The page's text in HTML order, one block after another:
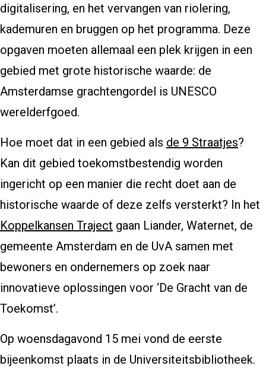
digitalisering, en het vervangen van riolering,
kademuren en bruggen op het programma. Deze
opgaven moeten allemaal een plek krijgen in een
gebied met grote historische waarde: de
Amsterdamse grachtengordel is UNESCO
werelderfgoed.
Hoe moet dat in een gebied als de 9 Straatjes?
Kan dit gebied toekomstbestendig worden
ingericht op een manier die recht doet aan de
historische waarde of deze zelfs versterkt? In het
Koppelkansen Traject gaan Liander, Waternet, de
gemeente Amsterdam en de UvA samen met
bewoners en ondernemers op zoek naar
innovatieve oplossingen voor ‘De Gracht van de
Toekomst’.
Op woensdagavond 15 mei vond de eerste
bijeenkomst plaats in de Universiteitsbibliotheek.